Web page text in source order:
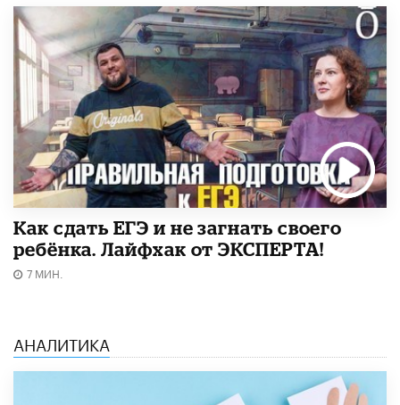
​Как сдать ЕГЭ и не загнать своего
ребёнка. Лайфхак от ЭКСПЕРТА!
7 МИН.
АНАЛИТИКА